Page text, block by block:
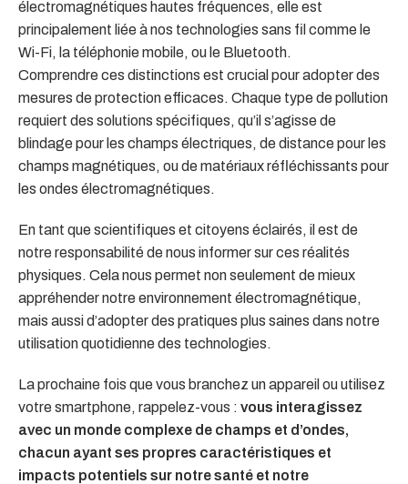
électromagnétiques hautes fréquences, elle est
principalement liée à nos technologies sans fil comme le
Wi-Fi, la téléphonie mobile, ou le Bluetooth.
Comprendre ces distinctions est crucial pour adopter des
mesures de protection efficaces. Chaque type de pollution
requiert des solutions spécifiques, qu’il s’agisse de
blindage pour les champs électriques, de distance pour les
champs magnétiques, ou de matériaux réfléchissants pour
les ondes électromagnétiques.
En tant que scientifiques et citoyens éclairés, il est de
notre responsabilité de nous informer sur ces réalités
physiques. Cela nous permet non seulement de mieux
appréhender notre environnement électromagnétique,
mais aussi d’adopter des pratiques plus saines dans notre
utilisation quotidienne des technologies.
La prochaine fois que vous branchez un appareil ou utilisez
votre smartphone, rappelez-vous : vous interagissez
avec un monde complexe de champs et d’ondes,
chacun ayant ses propres caractéristiques et
impacts potentiels sur notre santé et notre